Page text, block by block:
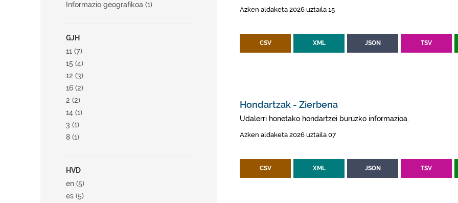
Informazio geografikoa (1)
GJH
11 (7)
15 (4)
12 (3)
16 (2)
2 (2)
14 (1)
3 (1)
8 (1)
HVD
en (5)
es (5)
Azken aldaketa 2026 uztaila 15
CSV XML JSON TSV
Hondartzak - Zierbena
Udalerri honetako hondartzei buruzko informazioa.
Azken aldaketa 2026 uztaila 07
CSV XML JSON TSV